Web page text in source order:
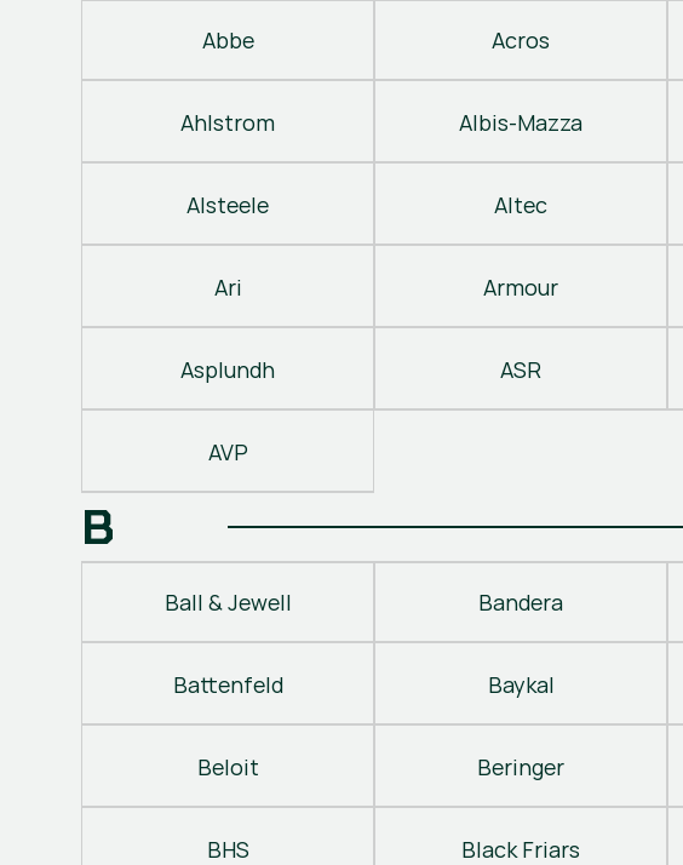
Abbe Acros
Ahlstrom Albis-Mazza
Alsteele Altec
Ari Armour
Asplundh ASR
AVP
B
Ball & Jewell Bandera
Battenfeld Baykal
Beloit Beringer
BHS Black Friars